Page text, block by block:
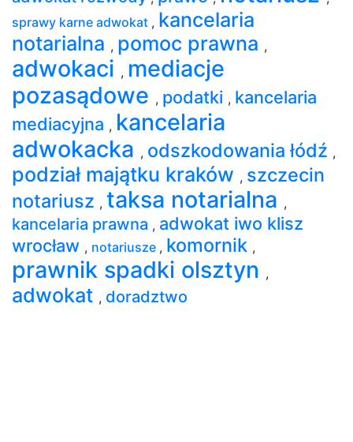
sprawy karne adwokat , kancelaria
notarialna , pomoc prawna ,
adwokaci , mediacje
pozasądowe , podatki , kancelaria
mediacyjna , kancelaria
adwokacka , odszkodowania łódź ,
podział majątku kraków , szczecin
notariusz , taksa notarialna ,
kancelaria prawna , adwokat iwo klisz
wrocław , notariusze , komornik ,
prawnik spadki olsztyn ,
adwokat , doradztwo